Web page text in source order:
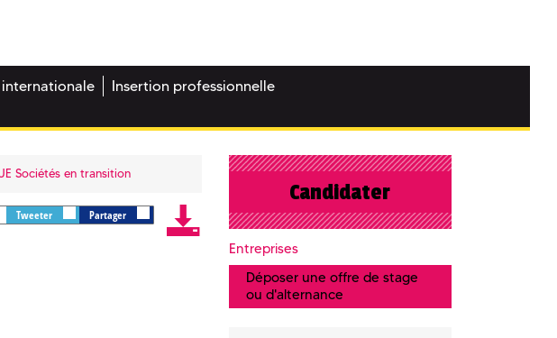
Insertion professionnelle
Sociétés en transition
Tweeter Partager
Candidater
Entreprises
Déposer une offre de stage
ou d'alternance